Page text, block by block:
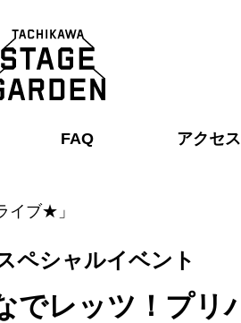
FAQ アクセス
イブ★」
ペシャルイベント
でレッツ！プリ